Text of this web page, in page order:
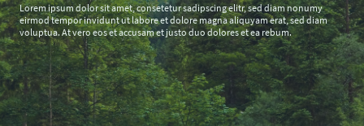
Lorem ipsum dolor sit amet, consetetur sadipscing elitr, sed diam nonumy
eirmod tempor invidunt ut labore et dolore magna aliquyam erat, sed diam
voluptua. At vero eos et accusam et justo duo dolores et ea rebum.